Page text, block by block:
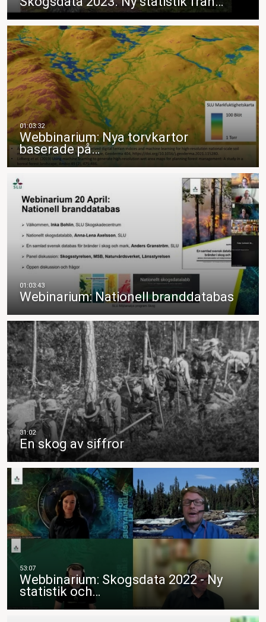
Webbinarium: Nya torvkartor
baserade på…
Webinarium: Nationell branddatabas
En skog av siffror
Webbinarium: Skogsdata 2022 - Ny
statistik och…